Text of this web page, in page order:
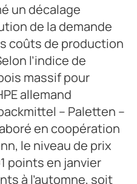
un décalage
de la demande
coûts de production
l’indice de
massif pour
allemand
– Paletten –
en coopération
le niveau de prix
points en janvier
à l’automne, soit